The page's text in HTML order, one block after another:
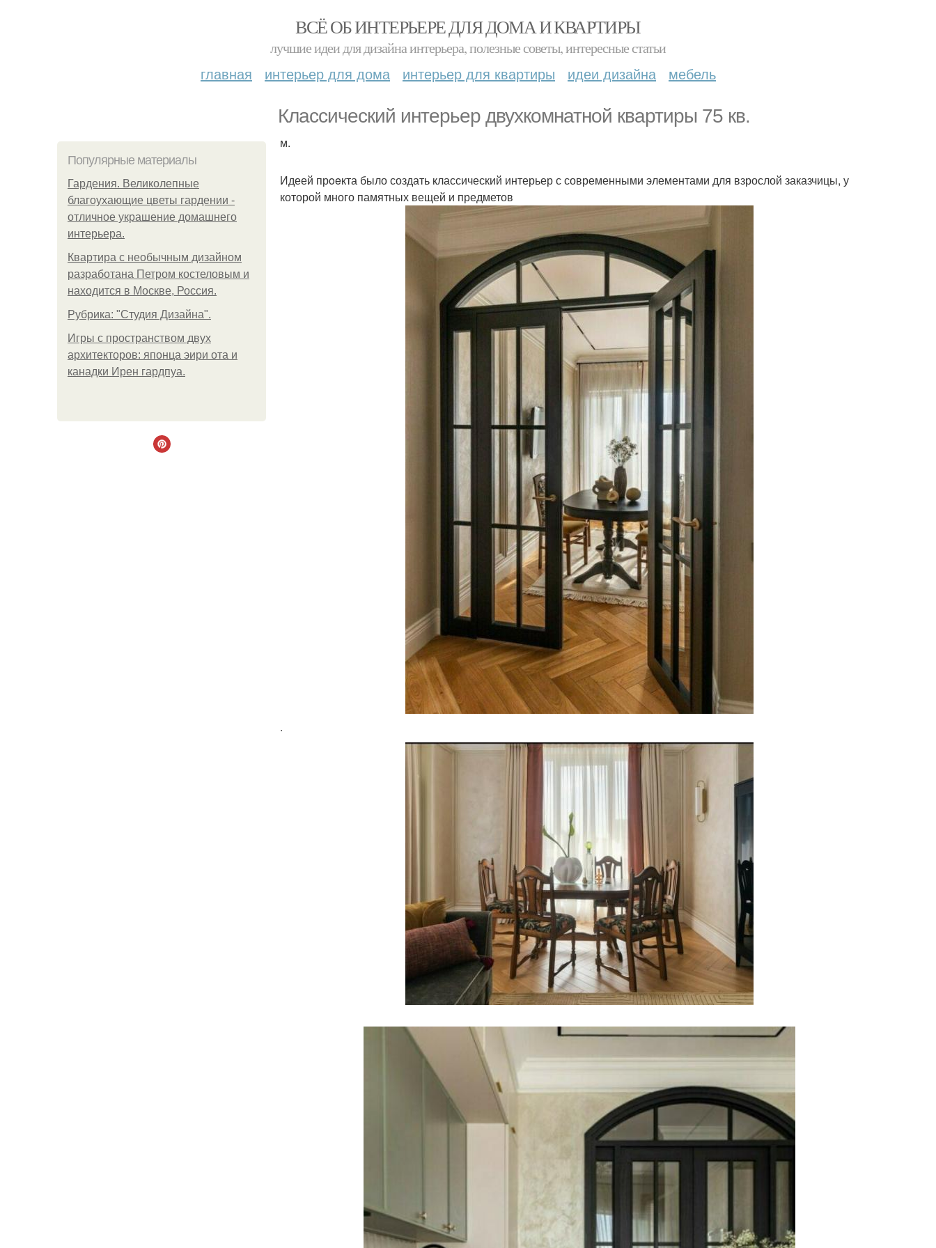
ВСЁ ОБ ИНТЕРЬЕРЕ ДЛЯ ДОМА И КВАРТИРЫ
лучшие идеи для дизайна интерьера, полезные советы, интересные статьи
главная интерьер для дома интерьер для квартиры идеи дизайна мебель
Классический интерьер двухкомнатной квартиры 75 кв.
Популярные материалы
Гардения. Великолепные
благоухающие цветы гардении -
отличное украшение домашнего
интерьера.
Квартира с необычным дизайном
разработана Петром костеловым и
находится в Москве, Россия.
Рубрика: "Студия Дизайна".
Игры с пространством двух
архитекторов: японца эири ота и
канадки Ирен гардпуа.
м.
Идеей прoeкта было создать классический интерьер с современными элементами для взрослой заказчицы, у
которой много памятных вещей и предметов
.